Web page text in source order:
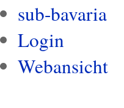
sub-bavaria
Login
Webansicht